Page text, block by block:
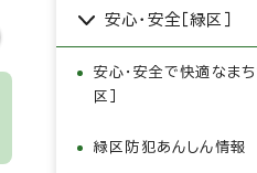
安心・安全［緑区］
安心・安全で快適なまち
区］
緑区防犯あんしん情報